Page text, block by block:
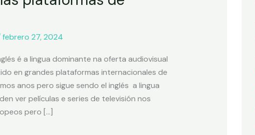
febrero 27, 2024
é a lingua dominante na oferta audiovisual
en grandes plataformas internacionales de
anos pero sigue sendo el inglés a lingua
ver películas e series de televisión nos
pero […]